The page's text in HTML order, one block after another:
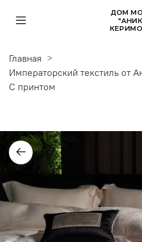
ДОМ
Главная
С принтом